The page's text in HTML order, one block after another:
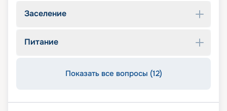
Заселение
Питание
Показать все вопросы (12)